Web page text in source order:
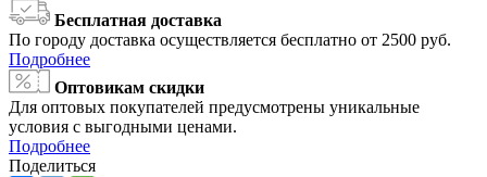
Бесплатная доставка
По городу доставка осуществляется бесплатно от 2500 руб.
Подробнее
Оптовикам скидки
Для оптовых покупателей предусмотрены уникальные
условия с выгодными ценами.
Подробнее
Поделиться